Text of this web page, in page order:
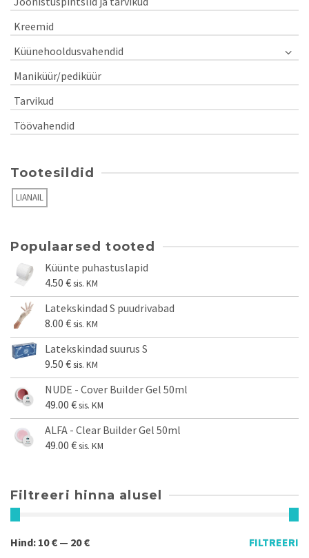
Kreemid
Küünehooldusvahendid
Maniküür/pediküür
Tarvikud
Töövahendid
Tootesildid
LIANAIL
Populaarsed tooted
Küünte puhastuslapid
4.50 €sis. KM
Latekskindad S puudrivabad
8.00 €sis. KM
Latekskindad suurus S
9.50 €sis. KM
NUDE - Cover Builder Gel 50ml
49.00 €sis. KM
ALFA - Clear Builder Gel 50ml
49.00 €sis. KM
Filtreeri hinna alusel
FILTREERI
Hind: 10 € — 20 €